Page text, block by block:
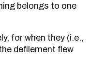
belongs to one
defilement flew